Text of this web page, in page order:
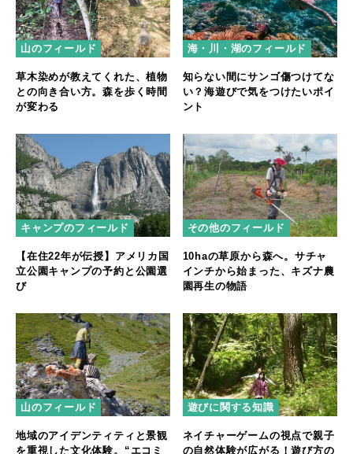
山のフィールド
草木染めが教えてくれた、植物
との向き合い方。森を歩く時間
が変わる
海・川・湖のフィールド
知らない間にサンゴ傷つけてな
い？海遊びで気をつけたいポイ
ント
キャンプのフィールド
【在住22年が伝授】アメリカ国
立公園キャンプの予約と公園選
び
その他のフィールド
10haの草原から森へ。サチャ
インチから始まった、キズナ農
園再生の物語
山のフィールド
地域のアイデンティティと景観
を重視した文化体験。“エコミ
遊びに関する知識
ネイチャーゲームの視点で親子
の自然体験が広がる！遊び方の